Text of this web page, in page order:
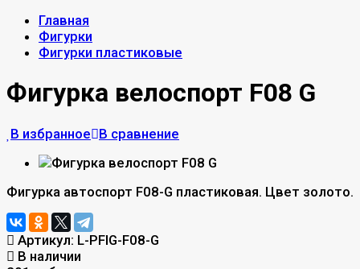
Главная
Фигурки
Фигурки пластиковые
Фигурка велоспорт F08 G
В избранное В сравнение
Фигурка автоспорт F08-G пластиковая. Цвет золото.
Артикул: L-PFIG-F08-G
В наличии